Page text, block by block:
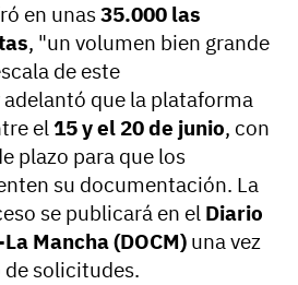
en unas35.000 las
, "un volumen bien grande
de este
que la plataforma
el 15 y el 20 de junio, con
plazo para que los
su documentación. La
se publicará en el Diario
Mancha (DOCM) una vez
solicitudes.